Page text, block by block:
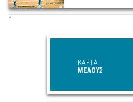
΄
ΚΑΡΤΑ
ΜΕΛΟΥΣ